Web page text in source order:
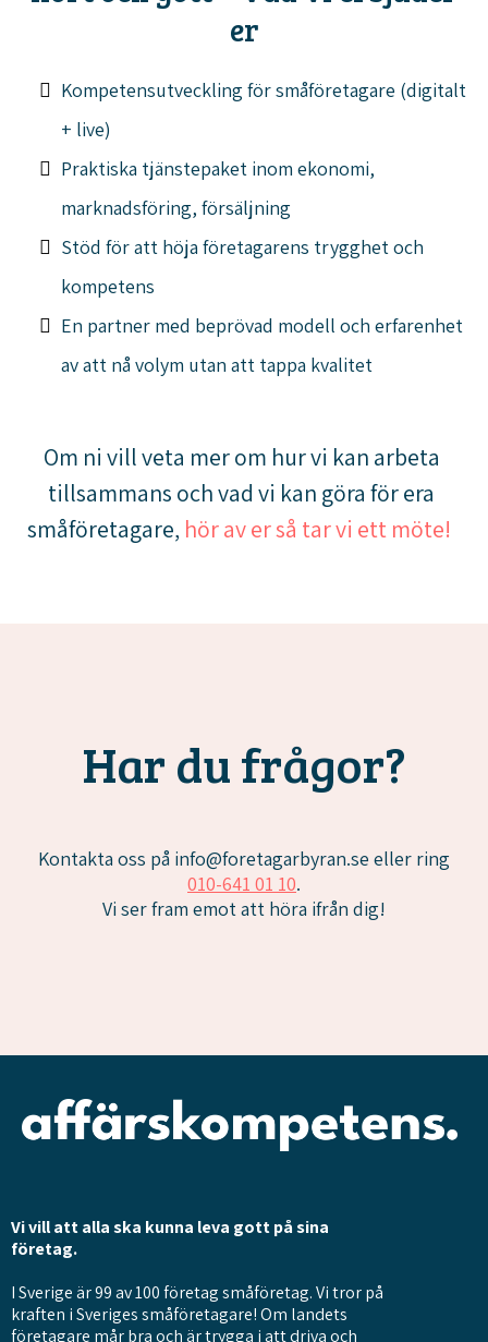
er
Kompetensutveckling för småföretagare (digitalt
+ live)
Praktiska tjänstepaket inom ekonomi,
marknadsföring, försäljning
Stöd för att höja företagarens trygghet och
kompetens
En partner med beprövad modell och erfarenhet
av att nå volym utan att tappa kvalitet
Om ni vill veta mer om hur vi kan arbeta
tillsammans och vad vi kan göra för era
småföretagare, hör av er så tar vi ett möte!
Har du frågor?
Kontakta oss på info@foretagarbyran.se eller ring
010-641 01 10.
Vi ser fram emot att höra ifrån dig!
Vi vill att alla ska kunna leva gott på sina
företag.
I Sverige är 99 av 100 företag småföretag. Vi tror på
kraften i Sveriges småföretagare! Om landets
företagare mår bra och är trygga i att driva och